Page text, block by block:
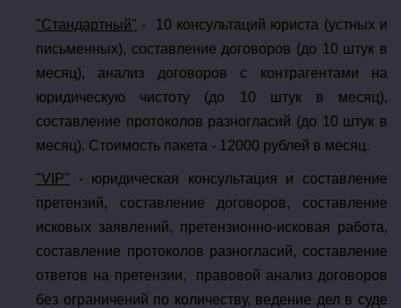
"Стандартный" - 10 консультаций юриста (устных и
письменных), составление договоров (до 10 штук в
месяц), анализ договоров с контрагентами на
юридическую чистоту (до 10 штук в месяц),
составление протоколов разногласий (до 10 штук в
месяц). Стоимость пакета - 12000 рублей в месяц.
"VIP" - юридическая консультация и составление
претензий, составление договоров, составление
исковых заявлений, претензионно-исковая работа,
составление протоколов разногласий, составление
ответов на претензии, правовой анализ договоров
без ограничений по количеству, ведение дел в суде